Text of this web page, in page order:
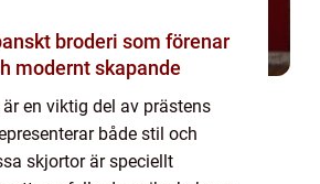
modernt skapande
en viktig del av prästens
både stil och
skjortor är speciellt